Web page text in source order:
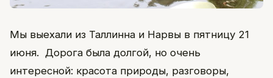
Мы выехали из Таллинна и Нарвы в пятницу 21
июня. Дорога была долгой, но очень
интересной: красота природы, разговоры,